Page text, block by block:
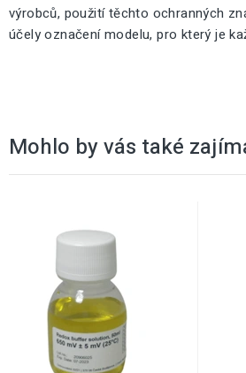
výrobců, použití těchto ochranných
účely označení modelu, pro který je
Mohlo by vás také